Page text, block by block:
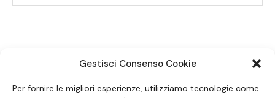
Gestisci Consenso Cookie
Per fornire le migliori esperienze, utilizziamo tecnologie come
SEGUICI SUI SOCIAL